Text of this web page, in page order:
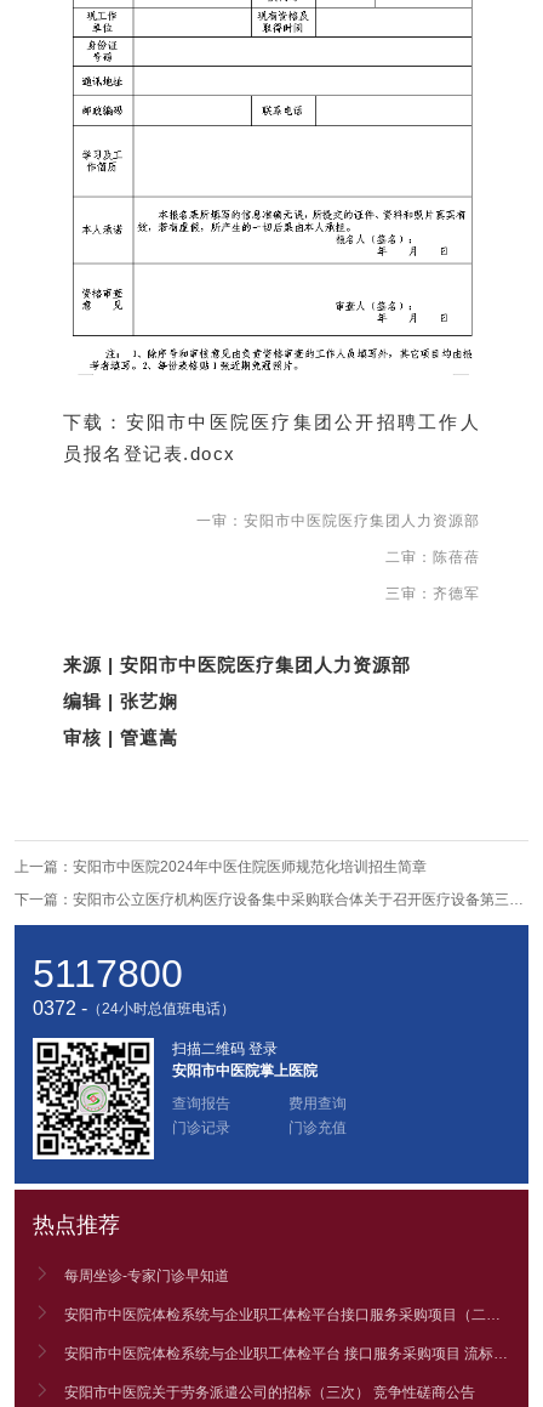
下载： 安阳市中医院医疗集团公开招聘工作人
员报名登记表.docx
一审：安阳市中医院医疗集团人力资源部
二审：陈蓓蓓
三审：齐德军
来源 | 安阳市中医院医疗集团人力资源部
编辑 | 张艺娴
审核 | 管遮嵩
上一篇： 安阳市中医院2024年中医住院医师规范化培训招生简章
下一篇： 安阳市公立医疗机构医疗设备集中采购联合体关于召开医疗设备第三次市场调研会补充通知
5117800
0372 - （24小时总值班电话）
扫描二维码 登录
安阳市中医院掌上医院
查询报告
费用查询
门诊记录
门诊充值
热点推荐
 每周坐诊-专家门诊早知道
 安阳市中医院体检系统与企业职工体检平台接口服务采购项目（二次） 竞争性谈判公告
 安阳市中医院体检系统与企业职工体检平台 接口服务采购项目 流标公告
 安阳市中医院关于劳务派遣公司的招标（三次） 竞争性磋商公告